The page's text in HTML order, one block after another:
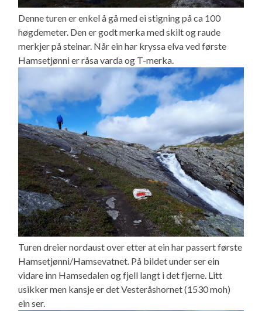
Denne turen er enkel å gå med ei stigning på ca 100
høgdemeter. Den er godt merka med skilt og raude
merkjer på steinar. Når ein har kryssa elva ved første
Hamsetjønni er råsa varda og T-merka.
Turen dreier nordaust over etter at ein har passert første
Hamsetjønni/Hamsevatnet. På bildet under ser ein
vidare inn Hamsedalen og fjell langt i det fjerne. Litt
usikker men kansje er det Vesteråshornet (1530 moh)
ein ser.